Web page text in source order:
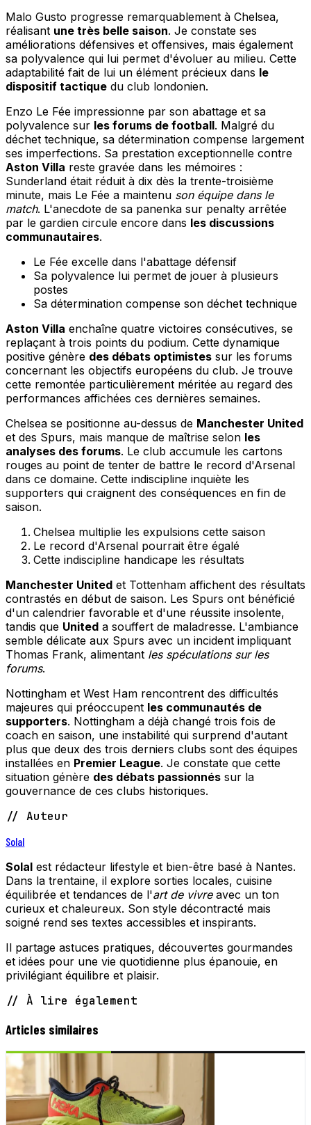
Malo Gusto progresse remarquablement à Chelsea,
réalisant une très belle saison. Je constate ses
améliorations défensives et offensives, mais également
sa polyvalence qui lui permet d'évoluer au milieu. Cette
adaptabilité fait de lui un élément précieux dans le
dispositif tactique du club londonien.
Enzo Le Fée impressionne par son abattage et sa
polyvalence sur les forums de football. Malgré du
déchet technique, sa détermination compense largement
ses imperfections. Sa prestation exceptionnelle contre
Aston Villa reste gravée dans les mémoires :
Sunderland était réduit à dix dès la trente-troisième
minute, mais Le Fée a maintenu son équipe dans le
match. L'anecdote de sa panenka sur penalty arrêtée
par le gardien circule encore dans les discussions
communautaires.
Le Fée excelle dans l'abattage défensif
Sa polyvalence lui permet de jouer à plusieurs
postes
Sa détermination compense son déchet technique
Aston Villa enchaîne quatre victoires consécutives, se
replaçant à trois points du podium. Cette dynamique
positive génère des débats optimistes sur les forums
concernant les objectifs européens du club. Je trouve
cette remontée particulièrement méritée au regard des
performances affichées ces dernières semaines.
Chelsea se positionne au-dessus de Manchester United
et des Spurs, mais manque de maîtrise selon les
analyses des forums. Le club accumule les cartons
rouges au point de tenter de battre le record d'Arsenal
dans ce domaine. Cette indiscipline inquiète les
supporters qui craignent des conséquences en fin de
saison.
Chelsea multiplie les expulsions cette saison
Le record d'Arsenal pourrait être égalé
Cette indiscipline handicape les résultats
Manchester United et Tottenham affichent des résultats
contrastés en début de saison. Les Spurs ont bénéficié
d'un calendrier favorable et d'une réussite insolente,
tandis que United a souffert de maladresse. L'ambiance
semble délicate aux Spurs avec un incident impliquant
Thomas Frank, alimentant les spéculations sur les
forums.
Nottingham et West Ham rencontrent des difficultés
majeures qui préoccupent les communautés de
supporters. Nottingham a déjà changé trois fois de
coach en saison, une instabilité qui surprend d'autant
plus que deux des trois derniers clubs sont des équipes
installées en Premier League. Je constate que cette
situation génère des débats passionnés sur la
gouvernance de ces clubs historiques.
// Auteur
Solal
Solal est rédacteur lifestyle et bien-être basé à Nantes.
Dans la trentaine, il explore sorties locales, cuisine
équilibrée et tendances de l'art de vivreavec un ton
curieux et chaleureux. Son style décontracté mais
soigné rend ses textes accessibles et inspirants.
Il partage astuces pratiques, découvertes gourmandes
et idées pour une vie quotidienne plus épanouie, en
privilégiant équilibre et plaisir.
// À lire également
Articles similaires